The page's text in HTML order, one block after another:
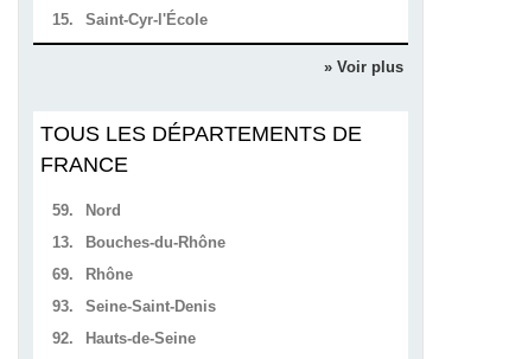
15.
Saint-Cyr-l'École
» Voir plus
TOUS LES DÉPARTEMENTS DE
FRANCE
59.
Nord
13.
Bouches-du-Rhône
69.
Rhône
93.
Seine-Saint-Denis
92.
Hauts-de-Seine